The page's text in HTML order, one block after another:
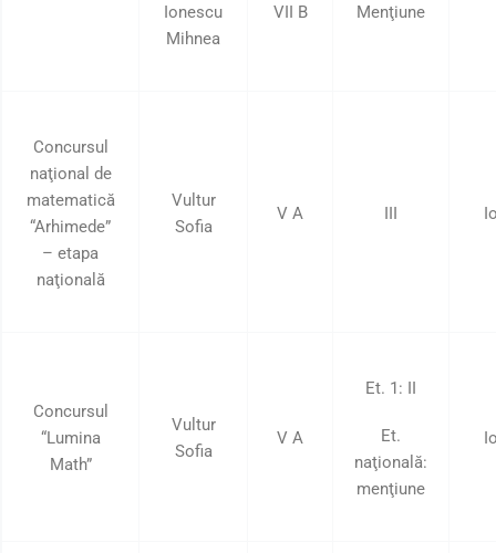
Ionescu
Mihnea
VII B Menţiune
Concursul
naţional de
matematică
“Arhimede”
– etapa
naţională
Vultur
Sofia
V A III
Concursul
“Lumina
Math”
Vultur
Sofia
V A
Et. 1: II
Et.
naţională:
menţiune